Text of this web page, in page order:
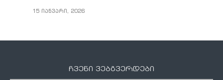
15 იანვარი, 2026
ჩვენი ვებგვერდები